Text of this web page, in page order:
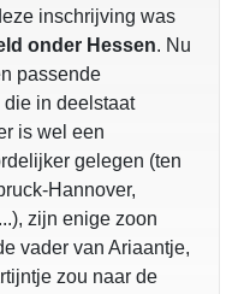
inschrijving was
onder Hessen. Nu
passende
in deelstaat
is wel een
gelegen (ten
Hannover,
zijn enige zoon
vader van Ariaantje,
zou naar de